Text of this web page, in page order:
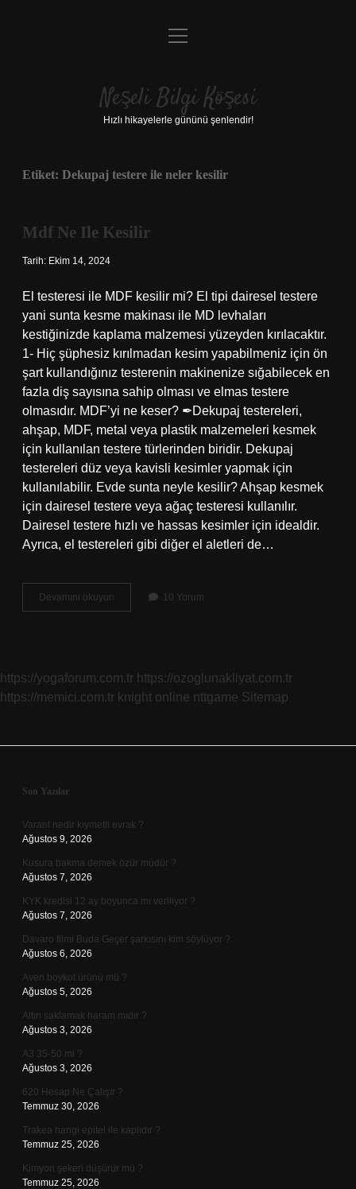
Anasayfa
Yasal Uyarı
menüyü
Neşeli Bilgi Köşesi
Hızlı hikayelerle gününü şenlendir!
Etiket: Dekupaj testere ile neler kesilir
Mdf Ne Ile Kesilir
Tarih: Ekim 14, 2024
El testeresi ile MDF kesilir mi? El tipi dairesel testere
yani sunta kesme makinası ile MD levhaları
kestiğinizde kaplama malzemesi yüzeyden kırılacaktır.
1- Hiç şüphesiz kırılmadan kesim yapabilmeniz için ön
şart kullandığınız testerenin makinenize sığabilecek en
fazla diş sayısına sahip olması ve elmas testere
olmasıdır. MDF’yi ne keser? ✒Dekupaj testereleri,
ahşap, MDF, metal veya plastik malzemeleri kesmek
için kullanılan testere türlerinden biridir. Dekupaj
testereleri düz veya kavisli kesimler yapmak için
kullanılabilir. Evde sunta neyle kesilir? Ahşap kesmek
için dairesel testere veya ağaç testeresi kullanılır.
Dairesel testere hızlı ve hassas kesimler için idealdir.
Ayrıca, el testereleri gibi diğer el aletleri de…
Devamını okuyun
Ne
10 Yorum
https://yogaforum.com.tr https://ozoglunakliyat.com.tr
https://memici.com.tr knight online nttgame Sitemap
Sidebar
Son Yazılar
Varant nedir kıymetli evrak ?
Ağustos 9, 2026
Kusura bakma demek özür müdür ?
Ağustos 7, 2026
KYK kredisi 12 ay boyunca mı veriliyor ?
Ağustos 7, 2026
Davaro filmi Buda Geçer şarkısını kim söylüyor ?
Ağustos 6, 2026
Aven boykot ürünü mü ?
Ağustos 5, 2026
Altın saklamak haram mıdır ?
Ağustos 3, 2026
A3 35-50 mi ?
Ağustos 3, 2026
620 Hesap Ne Çalışır ?
Temmuz 30, 2026
Trakea hangi epitel ile kaplıdır ?
Temmuz 25, 2026
Kimyon şekeri düşürür mü ?
Temmuz 25, 2026